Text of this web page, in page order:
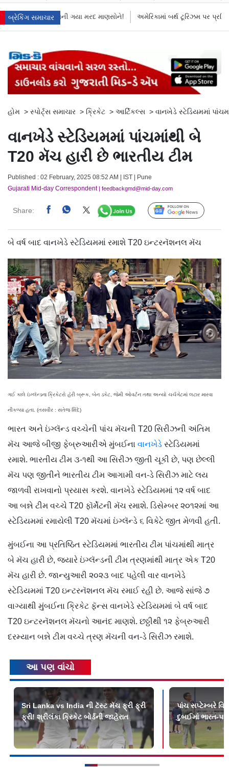
બ્રેકિંગ સમાચાર
ગયા મરદ માણસોને! અમેરિકામાં બર્થ ટૂરિઝમ પર પ્રતિબંધ મૂક્યો ડોનલ્ડ ટ્રમ્પે
હોમ > સ્પોર્ટ્સ સમાચાર > ક્રિકેટ > આર્ટિકલ્સ > વાનખેડે સ્ટેડિયમમાં
વાનખેડે સ્ટેડિયમમાં પાંચમાંથી બે
T20 મૅચ હારી છે ભારતીય ટીમ
Published : 02 February, 2025 08:52 AM | IST | Pune
Gujarati Mid-day Correspondent| feedbackgmd@mid-day.com
Share: Follow Us
બે વર્ષ બાદ વાનખેડે સ્ટેડિયમમાં રમાશે T20 ઇન્ટરનૅશનલ મૅચ
ગઈ કાલે ઇંગ્લૅન્ડના ક્રિકેટરો હૅરી બ્રૂક, બેન ડકેટ, જેમી ઓવર્ટન તથા અન્યો ચર્ચગેટમાં લટાર મારવા
નીકળ્યા હતા. (તસવીર : સતેજ શિંદે)
ભારત અને ઇંગ્લૅન્ડ વચ્ચેની પાંચ મૅચની T20 સિરીઝની અંતિમ
મૅચ આજે બીજી ફેબ્રુઆરીએ મુંબઈના વાનખેડે સ્ટેડિયમમાં
રમાશે. ભારતીય ટીમ ૩-૧થી આ સિરીઝ જીતી ચૂકી છે, પણ છેલ્લી
મૅચ પણ જીતીને ભારતીય ટીમ આગામી વન-ડે સિરીઝ માટે લય
જાળવી રાખવાનો પ્રયાસ કરશે. વાનખેડે સ્ટેડિયમમાં ૧૨ વર્ષ બાદ
આ બન્ને ટીમ વચ્ચે T20 ફૉર્મેટની મૅચ રમાશે. ડિસેમ્બર ૨૦૧૨માં આ
સ્ટેડિયમમાં રમાયેલી T20 મૅચમાં ઇંગ્લૅન્ડે ૬ વિકેટે જીત મેળવી હતી.
મુંબઈના આ પ્રતિષ્ઠિત સ્ટેડિયમમાં ભારતીય ટીમ પાંચમાંથી માત્ર
બે મૅચ હારી છે, જ્યારે ઇંગ્લૅન્ડની ટીમ ત્રણમાંથી માત્ર એક T20
મૅચ હારી છે. જાન્યુઆરી ૨૦૨૩ બાદ પહેલી વાર વાનખેડે
સ્ટેડિયમમાં T20 ઇન્ટરનૅશનલ મૅચ રમાઈ રહી છે. આજે સાંજે ૭
વાગ્યાથી મુંબઈના ક્રિકેટ ફૅન્સ વાનખેડે સ્ટેડિયમમાં બે વર્ષ બાદ
T20 ઇન્ટરનૅશનલ મૅચનો આનંદ માણશે. છઠ્ઠીથી ૧૨ ફેબ્રુઆરી
દરમ્યાન બન્ને ટીમ વચ્ચે ત્રણ મૅચની વન-ડે સિરીઝ રમાશે.
આ પણ વાંચો
Sri Lanka vs India ની ટૅસ્ટ મૅચ ફ્રી ફ્રી
ફ્રી! શ્રીલંકા ક્રિકેટ બોર્ડની જાહેરાત
પાંચ સપ્ટેમ્બરે
દુબઈમાં ભારત-